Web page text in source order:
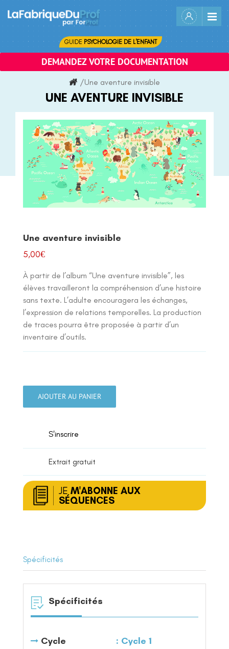
content
GUIDE PSYCHOLOGIE DE L'ENFANT
DEMANDEZ VOTRE DOCUMENTATION
/Une aventure invisible
UNE AVENTURE INVISIBLE
Une aventure invisible
5,00€
À partir de l’album “Une aventure invisible”, les
élèves travailleront la compréhension d’une histoire
sans texte. L’adulte encouragera les échanges,
l’expression de relations temporelles. La production
de traces pourra être proposée à partir d’un
inventaire d’outils.
AJOUTER AU PANIER
S'inscrire
Extrait gratuit
JE M'ABONNE AUX
SÉQUENCES
Spécificités
Spécificités
Cycle Cycle 1